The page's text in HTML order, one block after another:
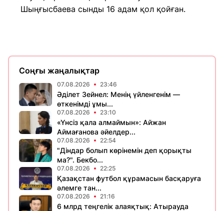
Шыңғысбаева сынды 16 адам қол қойған.
Соңғы жаңалықтар
07.08.2026 23:46
Әділет Зейнел: Менің үйленгенім —
өткенімді ұмы...
07.08.2026 23:10
«Үнсіз қала алмаймын»: Айжан
Аймағанова әйелдер...
07.08.2026 22:54
"Діндар болып көрінемін деп қорықты
ма?". Бекбо...
07.08.2026 22:25
Қазақстан футбол құрамасын басқаруға
әлемге тан...
07.08.2026 21:16
6 млрд теңгелік алаяқтық: Атырауда